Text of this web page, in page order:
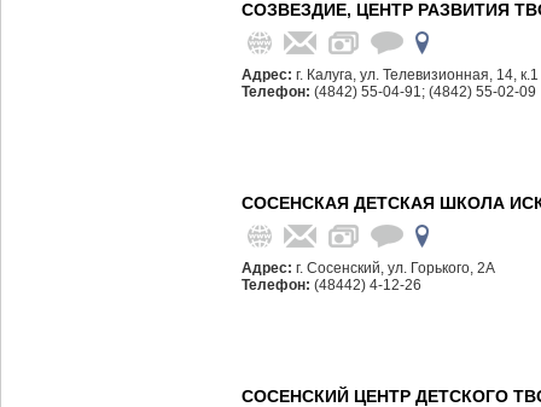
СОЗВЕЗДИЕ, ЦЕНТР РАЗВИТИЯ
Адрес: г. Калуга, ул. Телевизионная, 14, к.1
Телефон: (4842) 55-04-91; (4842) 55-02-09
СОСЕНСКАЯ ДЕТСКАЯ ШКОЛА
Адрес: г. Сосенский, ул. Горького, 2А
Телефон: (48442) 4-12-26
СОСЕНСКИЙ ЦЕНТР ДЕТСКОГО